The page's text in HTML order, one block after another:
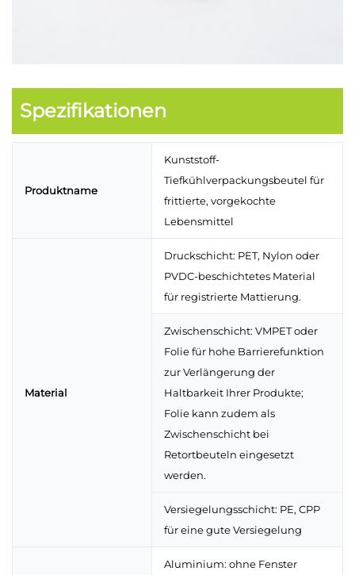
Spezifikationen
Produktname
Kunststoff-
Tiefkühlverpackungsbeutel für
frittierte, vorgekochte
Lebensmittel
Material
Druckschicht: PET, Nylon oder
PVDC-beschichtetes Material
für registrierte Mattierung.
Zwischenschicht: VMPET oder
Folie für hohe Barrierefunktion
zur Verlängerung der
Haltbarkeit Ihrer Produkte;
Folie kann zudem als
Zwischenschicht bei
Retortbeuteln eingesetzt
werden.
Versiegelungsschicht: PE, CPP
für eine gute Versiegelung
Aluminium: ohne Fenster